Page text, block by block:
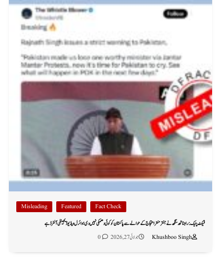
Fact Check
Featured
Misleading
فیکٹ چیک: راجناتھ سنگھ نے جنتر منتر احتجاج کے حوالے سے پاکستان کو کوئی دھمکی نہیں دی؛ وائرل ویڈیو ڈیجیٹلی آلٹرڈ ہے
Khushboo Singh
جولائی 27, 2026 0